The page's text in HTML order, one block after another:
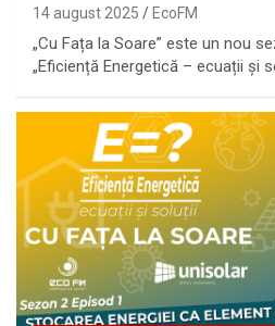
14 august 2025 EcoFM
„Cu Fața la Soare” este un nou
„Eficiență Energetică – ecuații și